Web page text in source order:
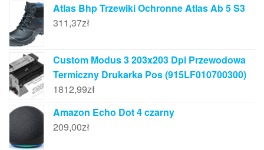
Atlas Bhp Trzewiki Ochronne Atlas Ab 5 S3
311,37zł
Custom Modus 3 203x203 Dpi Przewodowa
Termiczny Drukarka Pos (915LF010700300)
1812,99zł
Amazon Echo Dot 4 czarny
209,00zł